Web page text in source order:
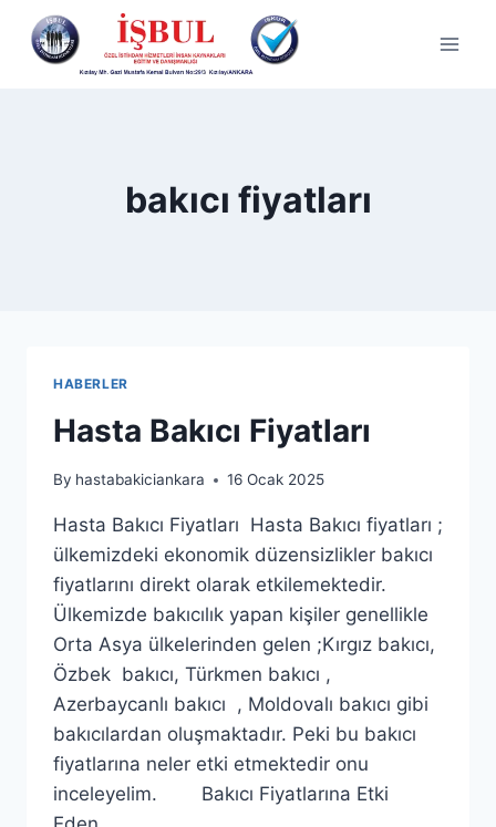
bakıcı fiyatları
HABERLER
Hasta Bakıcı Fiyatları
By hastabakiciankara 16 Ocak 2025
Hasta Bakıcı Fiyatları Hasta Bakıcı fiyatları ;
ülkemizdeki ekonomik düzensizlikler bakıcı
fiyatlarını direkt olarak etkilemektedir.
Ülkemizde bakıcılık yapan kişiler genellikle
Orta Asya ülkelerinden gelen ;Kırgız bakıcı,
Özbek bakıcı, Türkmen bakıcı ,
Azerbaycanlı bakıcı , Moldovalı bakıcı gibi
bakıcılardan oluşmaktadır. Peki bu bakıcı
fiyatlarına neler etki etmektedir onu
inceleyelim. Bakıcı Fiyatlarına Etki